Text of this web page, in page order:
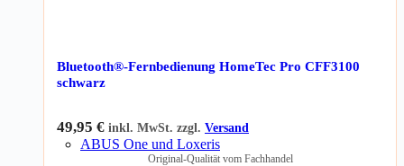
Bluetooth®-Fernbedienung HomeTec Pro CFF3100
schwarz
49,95 € inkl. MwSt. zzgl. Versand
ABUS One und Loxeris
Original-Qualität vom Fachhandel